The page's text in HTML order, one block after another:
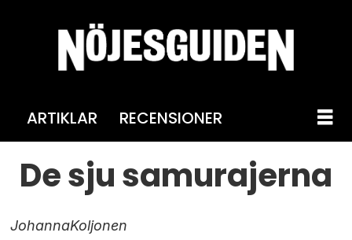
ARTIKLAR RECENSIONER
De sju samurajerna
JohannaKoljonen